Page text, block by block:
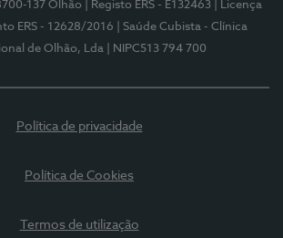
137 Olhão
| Registo ERS - E132463
| Licença
ERS - 12628/2016
| Saúde Cubista - Clínica
de Olhão, Lda
| NIPC513 794 700
Política de privacidade
Política de Cookies
Termos de utilização